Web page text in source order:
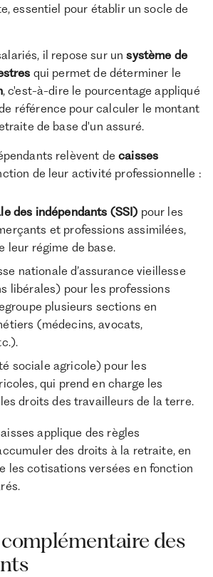
essentiel pour établir un socle de
il repose sur unsystème de
qui permet de déterminer le
, c'est-à-dire le pourcentage appliqué
référence pour calculer le montant
de base d'un assuré.
relèvent decaisses
de leur activité professionnelle :
des indépendants (SSI) pour les
et professions assimilées,
leur régime de base.
nationale d’assurance vieillesse
libérales) pour les professions
plusieurs sections en
(médecins, avocats,
sociale agricole) pour les
qui prend en charge les
droits des travailleurs de la terre.
applique des règles
des droits à la retraite, en
les cotisations versées en fonction
des